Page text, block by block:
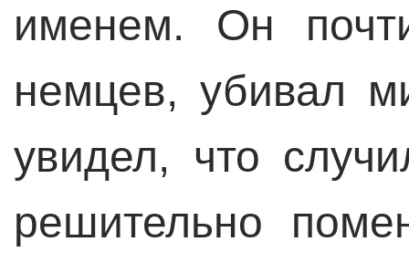
именем. Он
немцев, убивал
увидел, что
решительно